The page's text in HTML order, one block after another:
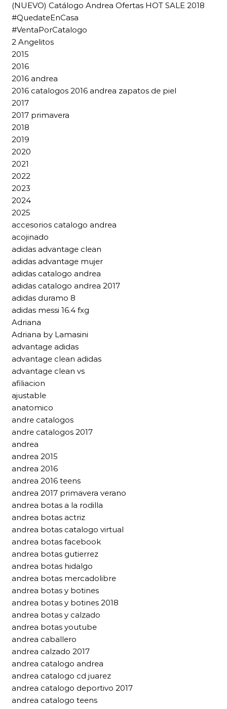
(NUEVO) Catálogo Andrea Ofertas HOT SALE 2018
#QuedateEnCasa
#VentaPorCatalogo
2 Angelitos
2015
2016
2016 andrea
2016 catalogos 2016 andrea zapatos de piel
2017
2017 primavera
2018
2019
2020
2021
2022
2023
2024
2025
accesorios catalogo andrea
acojinado
adidas advantage clean
adidas advantage mujer
adidas catalogo andrea
adidas catalogo andrea 2017
adidas duramo 8
adidas messi 16.4 fxg
Adriana
Adriana by Lamasini
advantage adidas
advantage clean adidas
advantage clean vs
afiliacion
ajustable
anatomico
andre catalogos
andre catalogos 2017
andrea
andrea 2015
andrea 2016
andrea 2016 teens
andrea 2017 primavera verano
andrea botas a la rodilla
andrea botas actriz
andrea botas catalogo virtual
andrea botas facebook
andrea botas gutierrez
andrea botas hidalgo
andrea botas mercadolibre
andrea botas y botines
andrea botas y botines 2018
andrea botas y calzado
andrea botas youtube
andrea caballero
andrea calzado 2017
andrea catalogo andrea
andrea catalogo cd juarez
andrea catalogo deportivo 2017
andrea catalogo teens